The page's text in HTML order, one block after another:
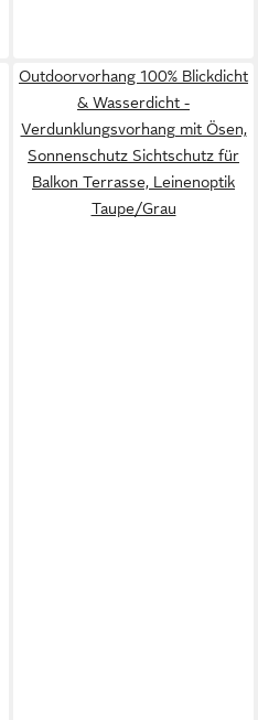
Outdoorvorhang 100% Blickdicht
& Wasserdicht -
Verdunklungsvorhang mit Ösen,
Sonnenschutz Sichtschutz für
Balkon Terrasse, Leinenoptik
Taupe/Grau